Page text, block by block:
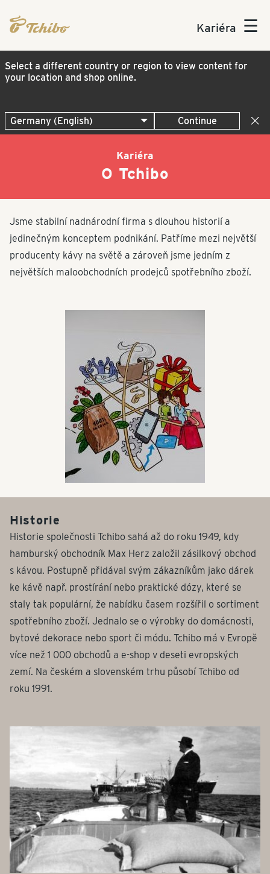
Kariéra ☰
Select a different country or region to view content for
your location and shop online.
Continue
Kariéra
O Tchibo
Jsme stabilní nadnárodní firma s dlouhou historií a
jedinečným konceptem podnikání. Patříme mezi největší
producenty kávy na světě a zároveň jsme jedním z
největších maloobchodních prodejců spotřebního zboží.
Historie
Historie společnosti Tchibo sahá až do roku 1949, kdy
hamburský obchodník Max Herz založil zásilkový obchod
s kávou. Postupně přidával svým zákazníkům jako dárek
ke kávě např. prostírání nebo praktické dózy, které se
staly tak populární, že nabídku časem rozšířil o sortiment
spotřebního zboží. Jednalo se o výrobky do domácnosti,
bytové dekorace nebo sport či módu. Tchibo má v Evropě
více než 1 000 obchodů a e-shop v deseti evropských
zemí. Na českém a slovenském trhu působí Tchibo od
roku 1991.